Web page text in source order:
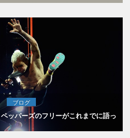
ブログ
ッパーズのフリーがこれまでに語っ